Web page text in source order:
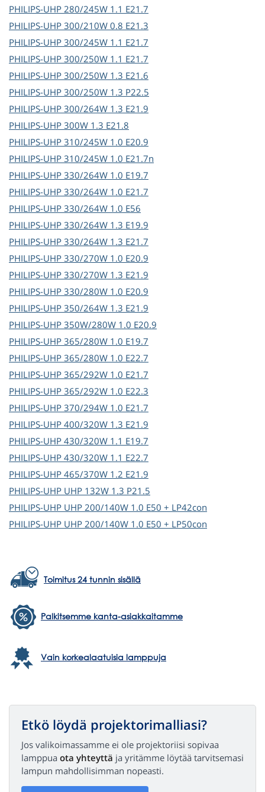
PHILIPS-UHP 280/245W 1.1 E21.7
PHILIPS-UHP 300/210W 0.8 E21.3
PHILIPS-UHP 300/245W 1.1 E21.7
PHILIPS-UHP 300/250W 1.1 E21.7
PHILIPS-UHP 300/250W 1.3 E21.6
PHILIPS-UHP 300/250W 1.3 P22.5
PHILIPS-UHP 300/264W 1.3 E21.9
PHILIPS-UHP 300W 1.3 E21.8
PHILIPS-UHP 310/245W 1.0 E20.9
PHILIPS-UHP 310/245W 1.0 E21.7n
PHILIPS-UHP 330/264W 1.0 E19.7
PHILIPS-UHP 330/264W 1.0 E21.7
PHILIPS-UHP 330/264W 1.0 E56
PHILIPS-UHP 330/264W 1.3 E19.9
PHILIPS-UHP 330/264W 1.3 E21.7
PHILIPS-UHP 330/270W 1.0 E20.9
PHILIPS-UHP 330/270W 1.3 E21.9
PHILIPS-UHP 330/280W 1.0 E20.9
PHILIPS-UHP 350/264W 1.3 E21.9
PHILIPS-UHP 350W/280W 1.0 E20.9
PHILIPS-UHP 365/280W 1.0 E19.7
PHILIPS-UHP 365/280W 1.0 E22.7
PHILIPS-UHP 365/292W 1.0 E21.7
PHILIPS-UHP 365/292W 1.0 E22.3
PHILIPS-UHP 370/294W 1.0 E21.7
PHILIPS-UHP 400/320W 1.3 E21.9
PHILIPS-UHP 430/320W 1.1 E19.7
PHILIPS-UHP 430/320W 1.1 E22.7
PHILIPS-UHP 465/370W 1.2 E21.9
PHILIPS-UHP UHP 132W 1.3 P21.5
PHILIPS-UHP UHP 200/140W 1.0 E50 + LP42con
PHILIPS-UHP UHP 200/140W 1.0 E50 + LP50con
Toimitus 24 tunnin sisällä
Palkitsemme kanta-asiakkaitamme
Vain korkealaatuisia lamppuja
Etkö löydä projektorimalliasi?
Jos valikoimassamme ei ole projektoriisi sopivaa
lamppua ota yhteyttä ja yritämme löytää tarvitsemasi
lampun mahdollisimman nopeasti.